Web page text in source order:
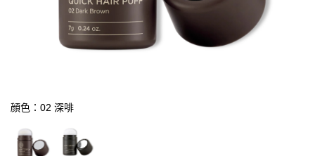
顔色：02 深啡